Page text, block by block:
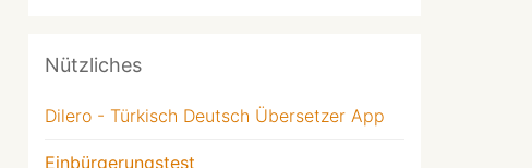
Nützliches
Dilero - Türkisch Deutsch Übersetzer App
Einbürgerungstest